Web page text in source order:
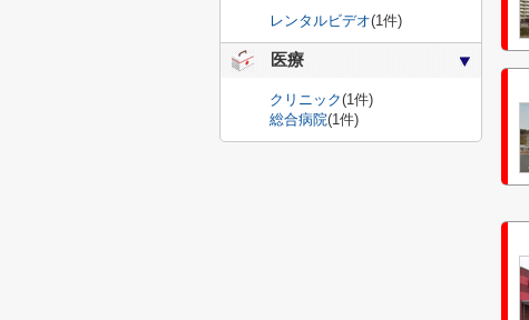
レンタルビデオ(1件)
医療
クリニック(1件)
総合病院(1件)